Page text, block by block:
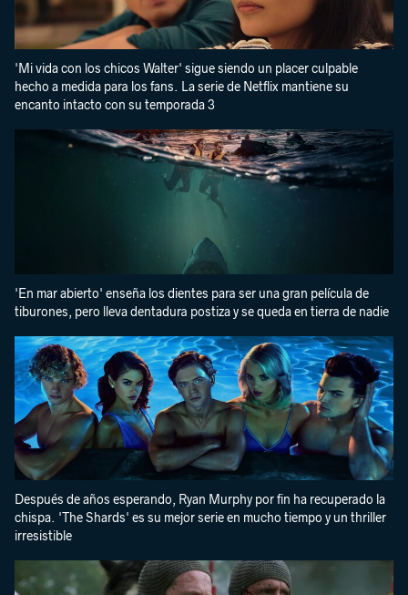
'Mi vida con los chicos Walter' sigue siendo un placer culpable
hecho a medida para los fans. La serie de Netflix mantiene su
encanto intacto con su temporada 3
'En mar abierto' enseña los dientes para ser una gran película de
tiburones, pero lleva dentadura postiza y se queda en tierra de nadie
Después de años esperando, Ryan Murphy por fin ha recuperado la
chispa. 'The Shards' es su mejor serie en mucho tiempo y un thriller
irresistible